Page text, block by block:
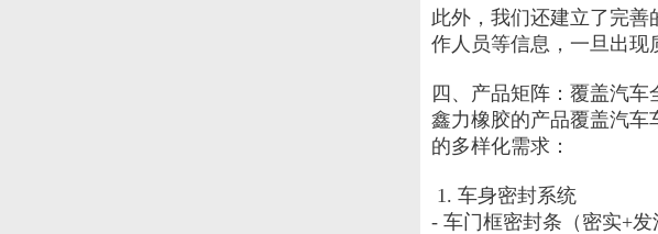
此外，我们还建立了完
作人员等信息，一旦出现
四、产品矩阵：覆盖汽车
鑫力橡胶的产品覆盖汽车
的多样化需求：
1. 车身密封系统
- 车门框密封条（密实+发